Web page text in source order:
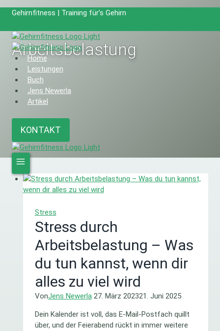
InhaltGehirnfitness | Training für's Gehirn
Home
Leistungen
Buch
Jens Newerla
Artikel
KONTAKT
Arbeitsbelastung
Stress
Stress durch
Arbeitsbelastung – Was
du tun kannst, wenn dir
alles zu viel wird
VonJens Newerla 27. März 202321. Juni 2025
Dein Kalender ist voll, das E-Mail-Postfach quillt
über, und der Feierabend rückt in immer weitere